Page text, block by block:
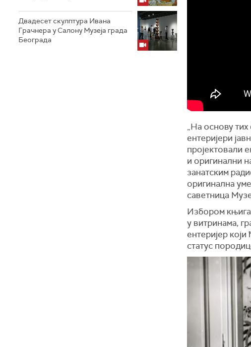
Двадесет скулптура Ивана
Грачнера у Салону Музеја града
Београда
„На основу
ентеријери
пројектовали
и оригинални
занатским
оригинална
саветница
Избором књига
у витринама,
ентеријер
статус